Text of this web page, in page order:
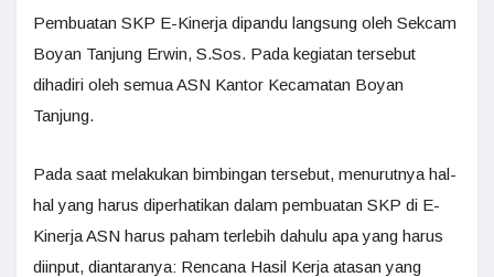
Pembuatan SKP E-Kinerja dipandu langsung oleh Sekcam
Boyan Tanjung Erwin, S.Sos. Pada kegiatan tersebut
dihadiri oleh semua ASN Kantor Kecamatan Boyan
Tanjung.
Pada saat melakukan bimbingan tersebut, menurutnya hal-
hal yang harus diperhatikan dalam pembuatan SKP di E-
Kinerja ASN harus paham terlebih dahulu apa yang harus
diinput, diantaranya: Rencana Hasil Kerja atasan yang